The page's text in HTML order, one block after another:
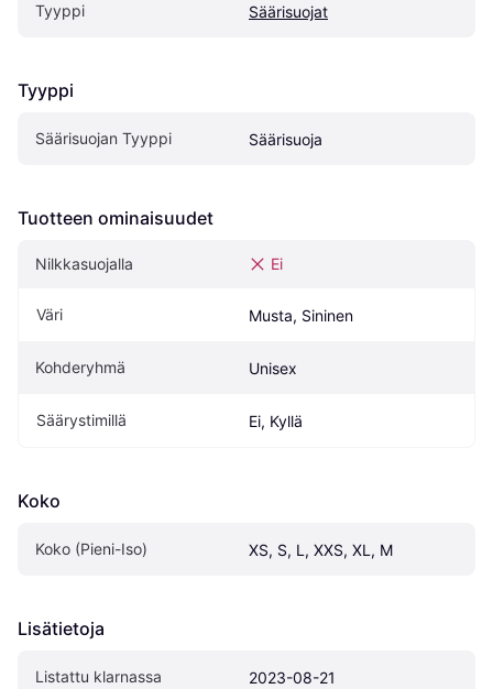
Tyyppi Säärisuojat
Tyyppi
Säärisuojan Tyyppi Säärisuoja
Tuotteen ominaisuudet
Nilkkasuojalla Ei
Väri Musta, Sininen
Kohderyhmä Unisex
Säärystimillä Ei, Kyllä
Koko
Koko (Pieni-Iso) XS, S, L, XXS, XL, M
Lisätietoja
Listattu klarnassa 2023-08-21